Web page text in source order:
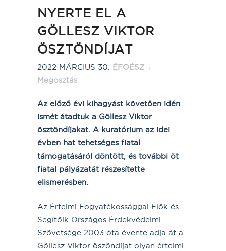
NYERTE EL A
GÖLLESZ VIKTOR
ÖSZTÖNDÍJAT
2022 MÁRCIUS 30. ÉFOÉSZ
Megosztás
Az előző évi kihagyást követően idén
ismét átadtuk a Göllesz Viktor
ösztöndíjakat. A kuratórium az idei
évben hat tehetséges fiatal
támogatásáról döntött, és további öt
fiatal pályázatát részesítette
elismerésben.
Az Értelmi Fogyatékossággal Élők és
Segítőik Országos Érdekvédelmi
Szövetsége 2003 óta évente adja át a
Göllesz Viktor öszöndíjat olyan értelmi